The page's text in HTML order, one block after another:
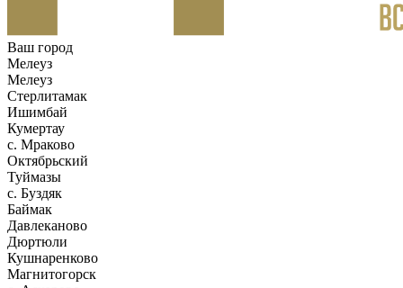
Ваш город
Мелеуз
Мелеуз
Стерлитамак
Ишимбай
Кумертау
c. Мраково
Октябрьский
Туймазы
c. Буздяк
Баймак
Давлеканово
Дюртюли
Кушнаренково
Магнитогорск